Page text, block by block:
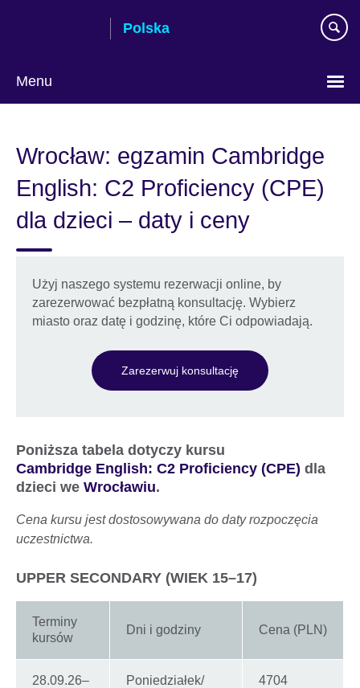
Polska
Menu
Wrocław: egzamin Cambridge
English: C2 Proficiency (CPE)
dla dzieci – daty i ceny
Użyj naszego systemu rezerwacji online, by
zarezerwować bezpłatną konsultację. Wybierz
miasto oraz datę i godzinę, które Ci odpowiadają.
Zarezerwuj konsultację
Poniższa tabela dotyczy kursu
Cambridge English: C2 Proficiency (CPE) dla
dzieci we Wrocławiu.
Cena kursu jest dostosowywana do daty rozpoczęcia
uczestnictwa.
UPPER SECONDARY (WIEK 15–17)
Terminy
kursów
Dni i godziny Cena (PLN)
28.09.26–
Poniedziałek/
4704